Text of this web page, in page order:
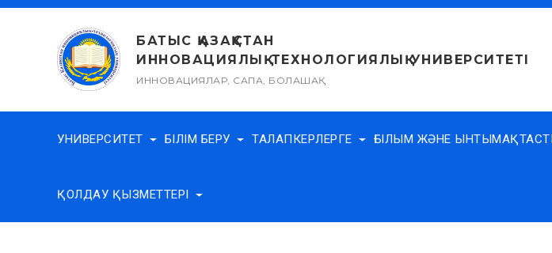
Skip
БАТЫС ҚАЗАҚСТАН
ИННОВАЦИЯЛЫҚ-ТЕХНОЛОГИЯЛЫҚ УНИВЕРСИТЕТІ
ИННОВАЦИЯЛАР, САПА, БОЛАШАҚ
УНИВЕРСИТЕТ БІЛІМ БЕРУ ТАЛАПКЕРЛЕРГЕ ҒЫЛЫМ ЖӘНЕ
ҚОЛДАУ ҚЫЗМЕТТЕРІ